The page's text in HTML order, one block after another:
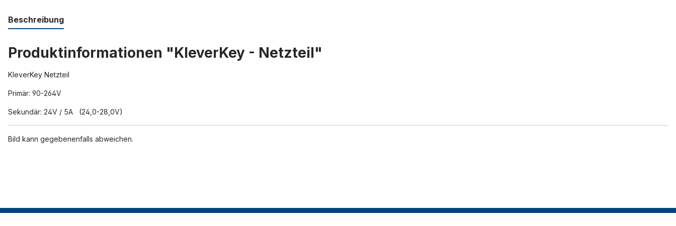
Beschreibung
Produktinformationen "KleverKey - Netzteil"
KleverKey Netzteil
Primär: 90-264V
Sekundär: 24V / 5A (24,0-28,0V)
Bild kann gegebenenfalls abweichen.